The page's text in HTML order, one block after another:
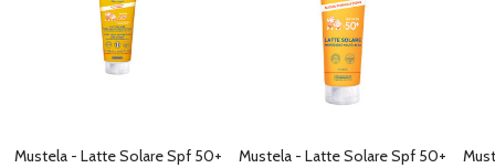
Mustela - Latte Solare Spf 50+
Mustela - Latte Solare Spf 50+